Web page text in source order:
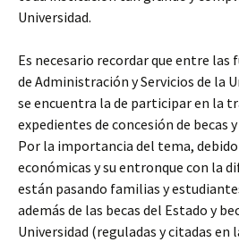
Universidad.
Es necesario recordar que entre las
de Administración y Servicios de la
se encuentra la de participar en la
expedientes de concesión de becas y
Por la importancia del tema, debido
económicas y su entronque con la
están pasando familias y
además de las becas del Estado y
Universidad (reguladas y citadas en